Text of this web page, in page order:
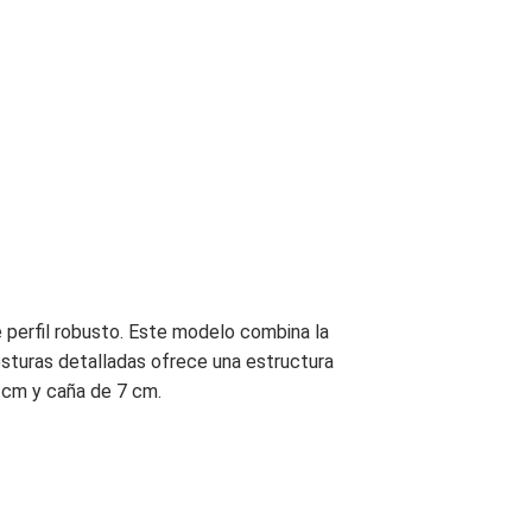
robusto. Este modelo combina la
detalladas ofrece una estructura
y caña de 7 cm.